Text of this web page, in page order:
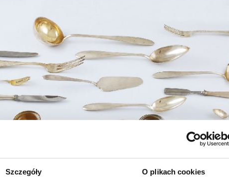
Szczegóły O plikach cookies